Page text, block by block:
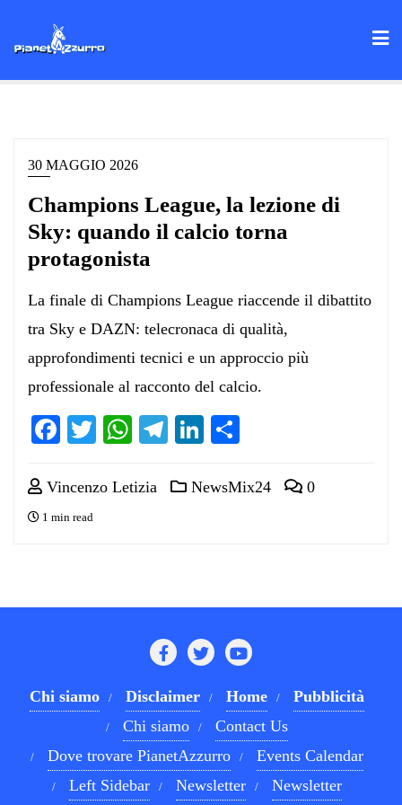
30 MAGGIO 2026
Champions League, la lezione di
Sky: quando il calcio torna
protagonista
La finale di Champions League riaccende il dibattito
tra Sky e DAZN: telecronaca di qualità,
approfondimenti tecnici e un approccio più
professionale al racconto del calcio.
Facebook
TwitterWhatsApp
Telegram
LinkedIn
Vincenzo Letizia NewsMix24 0
1 min read
Chi siamo Disclaimer Home
Pubblicità
Chi siamo
Contact Us
Dove trovare PianetAzzurro
Events Calendar
Left Sidebar
Newsletter Newsletter